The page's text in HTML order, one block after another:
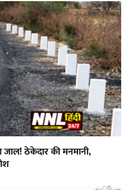
ठेकेदार की मनमानी,